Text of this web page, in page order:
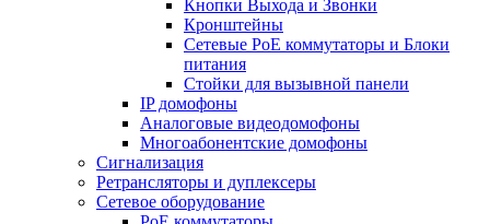
Кнопки Выхода и Звонки
Кронштейны
Сетевые PoE коммутаторы и Блоки
питания
Стойки для вызывной панели
IP домофоны
Аналоговые видеодомофоны
Многоабонентские домофоны
Сигнализация
Ретрансляторы и дуплексеры
Сетевое оборудование